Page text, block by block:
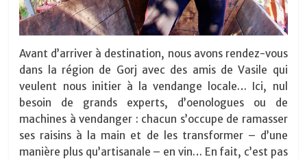
Avant d’arriver à destination, nous avons rendez-vous
dans la région de Gorj avec des amis de Vasile qui
veulent nous initier à la vendange locale… Ici, nul
besoin de grands experts, d’oenologues ou de
machines à vendanger : chacun s’occupe de ramasser
ses raisins à la main et de les transformer – d’une
manière plus qu’artisanale – en vin… En fait, c’est pas